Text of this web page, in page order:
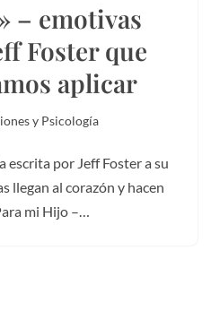
– emotivas
Foster que
aplicar
y Psicología
escrita por Jeff Foster a su
llegan al corazón y hacen
mi Hijo –…